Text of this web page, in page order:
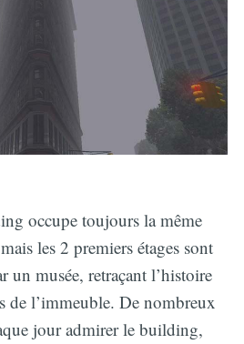
occupe toujours la même
les 2 premiers étages sont
un musée, retraçant l’histoire
de l’immeuble. De nombreux
jour admirer le building,